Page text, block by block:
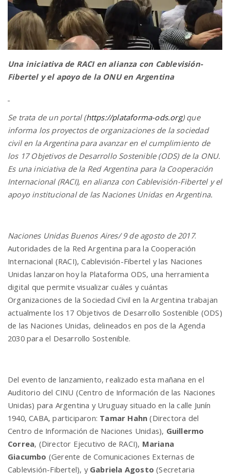
Una iniciativa de RACI en alianza con Cablevisión-
Fibertel y el apoyo de la ONU en Argentina
Se trata de un portal (https://plataforma-ods.org) que
informa los proyectos de organizaciones de la sociedad
civil en la Argentina para avanzar en el cumplimiento de
los 17 Objetivos de Desarrollo Sostenible (ODS) de la ONU.
Es una iniciativa de la Red Argentina para la Cooperación
Internacional (RACI), en alianza con Cablevisión-Fibertel y el
apoyo institucional de las Naciones Unidas en Argentina.
Naciones Unidas Buenos Aires/ 9 de agosto de 2017.
Autoridades de la Red Argentina para la Cooperación
Internacional (RACI), Cablevisión-Fibertel y las Naciones
Unidas lanzaron hoy la Plataforma ODS, una herramienta
digital que permite visualizar cuáles y cuántas
Organizaciones de la Sociedad Civil en la Argentina trabajan
actualmente los 17 Objetivos de Desarrollo Sostenible (ODS)
de las Naciones Unidas, delineados en pos de la Agenda
2030 para el Desarrollo Sostenible.
Del evento de lanzamiento, realizado esta mañana en el
Auditorio del CINU (Centro de Información de las Naciones
Unidas) para Argentina y Uruguay situado en la calle Junín
1940, CABA, participaron: Tamar Hahn(Directora del
Centro de Información de Naciones Unidas), Guillermo
Correa, (Director Ejecutivo de RACI), Mariana
Giacumbo (Gerente de Comunicaciones Externas de
Cablevisión-Fibertel), y Gabriela Agosto (Secretaria